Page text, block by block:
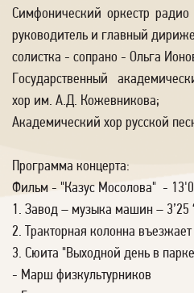
Симфонический оркестр
руководитель и главный
солистка - сопрано - Ольга
Государственный
хор им. А.Д. Кожевникова;
Академический хор русской
Программа концерта:
Фильм - "Казус Мосолова" -
1. Завод – музыка машин – 3’25
2. Тракторная колонна
3. Сюита "Выходной день в
- Марш физкультурников